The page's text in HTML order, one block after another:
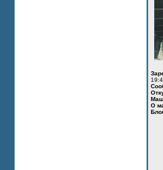
О